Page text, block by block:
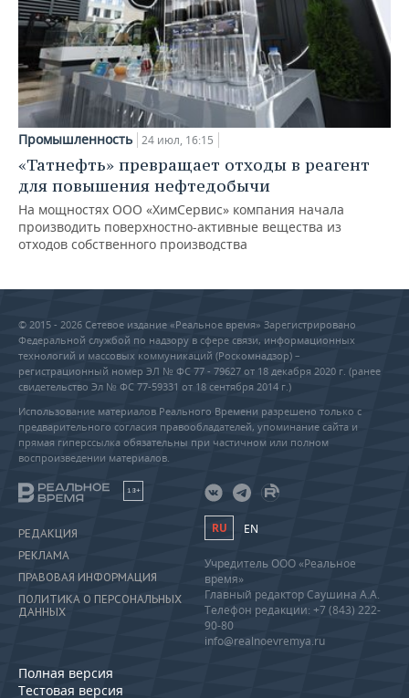
Промышленность 24 июл, 16:15
«Татнефть» превращает отходы в реагент
для повышения нефтедобычи
На мощностях ООО «ХимСервис» компания начала
производить поверхностно-активные вещества из
отходов собственного производства
© 2015 - 2026 Сетевое издание «Реальное время» Зарегистрировано
Федеральной службой по надзору в сфере связи, информационных
технологий и массовых коммуникаций (Роскомнадзор) –
регистрационный номер ЭЛ № ФС 77 - 79627 от 18 декабря 2020 г. (ранее
свидетельство Эл № ФС 77-59331 от 18 сентября 2014 г.)
Использование материалов Реального Времени разрешено только с
предварительного согласия правообладателей, упоминание сайта и
прямая гиперссылка обязательны при частичном или полном
воспроизведении материалов.
18+
РЕДАКЦИЯ
РЕКЛАМА
ПРАВОВАЯ ИНФОРМАЦИЯ
ПОЛИТИКА О ПЕРСОНАЛЬНЫХ
ДАННЫХ
Полная версия
Тестовая версия
RU EN
Учредитель ООО «Реальное
время»
Главный редактор Саушина А.А.
Телефон редакции: +7 (843) 222-
90-80
info@realnoevremya.ru